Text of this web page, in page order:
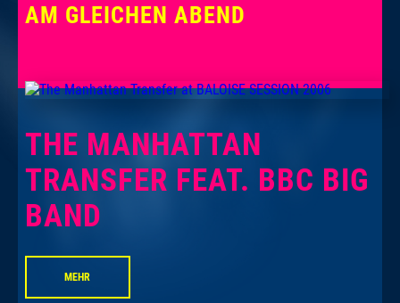
AM GLEICHEN ABEND
THE MANHATTAN
TRANSFER FEAT. BBC BIG
BAND
MEHR